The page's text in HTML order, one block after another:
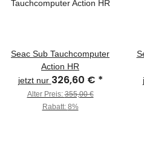
Seac Sub Tauchcomputer
Action HR
jetzt nur 326,60 € *
Alter Preis:355,00 €
Rabatt: 8%